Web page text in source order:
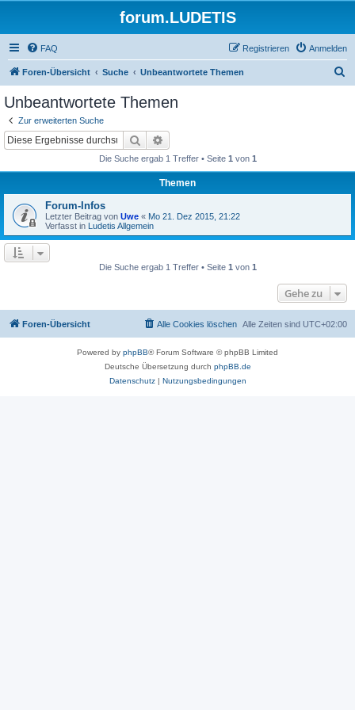
forum.LUDETIS
FAQ Anmelden
Registrieren
Foren-Übersicht Suche Unbeantwortete Themen
Unbeantwortete Themen
Zur erweiterten Suche
Suche
Die Suche ergab 1 Treffer • Seite 1 von 1
Themen
Forum-Infos
Letzter Beitrag von Uwe « Mo 21. Dez 2015, 21:22
Verfasst in Ludetis Allgemein
Die Suche ergab 1 Treffer • Seite 1 von 1
Gehe zu
Foren-Übersicht Alle Zeiten sind UTC+02:00
Alle Cookies löschen
Powered by phpBB® Forum Software © phpBB Limited
Deutsche Übersetzung durch phpBB.de
Datenschutz| Nutzungsbedingungen